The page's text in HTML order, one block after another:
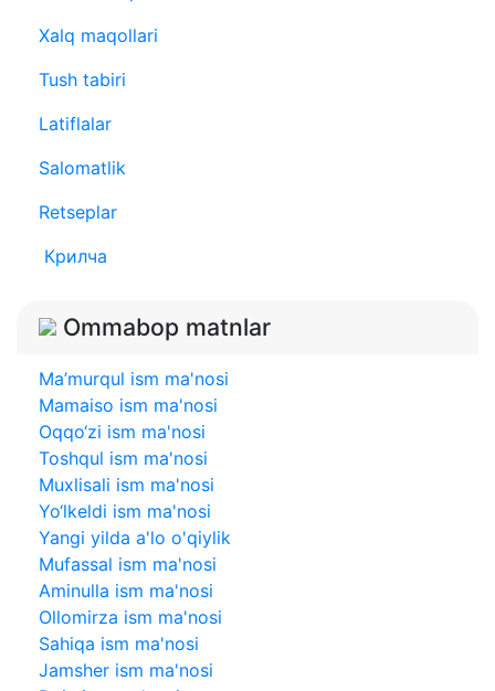
Xalq maqollari
Tush tabiri
Latiflalar
Salomatlik
Retseplar
Крилча
Ommabop matnlar
Ma’murqul ism ma'nosi
Mamaiso ism ma'nosi
Oqqo‘zi ism ma'nosi
Toshqul ism ma'nosi
Muxlisali ism ma'nosi
Yo‘lkeldi ism ma'nosi
Yangi yilda a'lo o'qiylik
Mufassal ism ma'nosi
Aminulla ism ma'nosi
Ollomirza ism ma'nosi
Sahiqa ism ma'nosi
Jamsher ism ma'nosi